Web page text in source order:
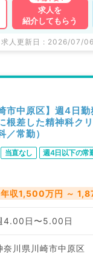
では病院やクリニ
のこと、
はお気軽にお問合せ
求人を
紹介してもらう
求人更新日 : 2026/07/06
市中原区】週4日
差した精神科ク
／常勤）
当直なし 週4日以下の常
年収1,500万円 ～
4.00日〜5.00日
奈川県川崎市中原区